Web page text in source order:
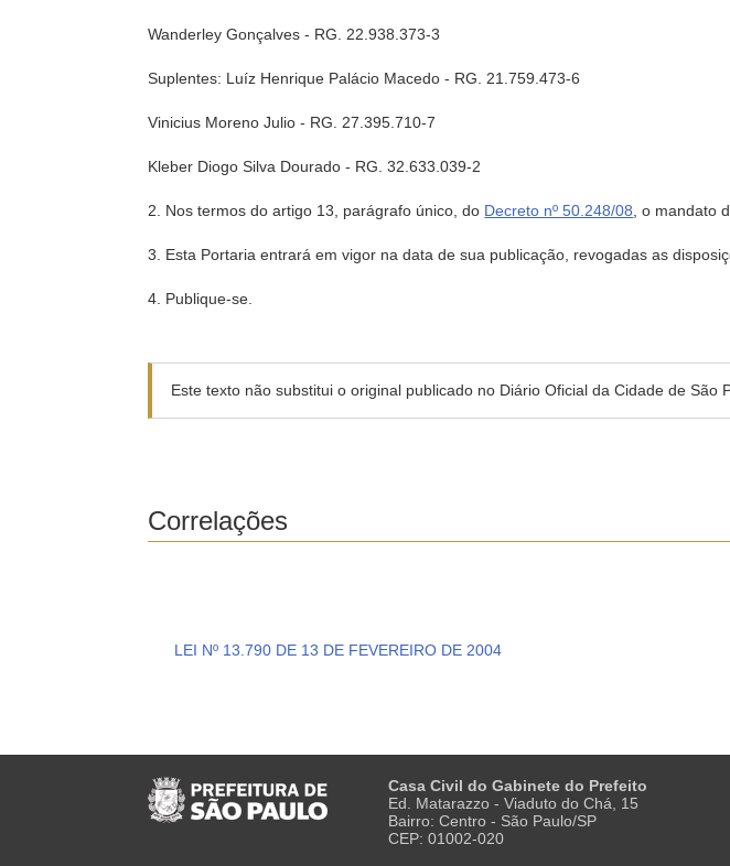
Wanderley Gonçalves - RG. 22.938.373-3
Suplentes: Luíz Henrique Palácio Macedo - RG. 21.759.473-6
Vinicius Moreno Julio - RG. 27.395.710-7
Kleber Diogo Silva Dourado - RG. 32.633.039-2
2. Nos termos do artigo 13, parágrafo único, do Decreto nº 50.248/08 , o mandato
3. Esta Portaria entrará em vigor na data de sua publicação, revogadas as
4. Publique-se.
Este texto não substitui o original publicado no Diário Oficial da Cidade de São
Correlações
LEI Nº 13.790 DE 13 DE FEVEREIRO DE 2004
Casa Civil do Gabinete do Prefeito
Ed. Matarazzo - Viaduto do Chá, 15
Bairro: Centro - São Paulo/SP
CEP: 01002-020